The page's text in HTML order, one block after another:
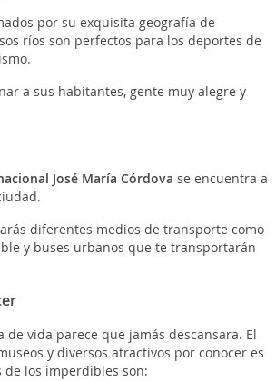
por su exquisita geografía de
ríos son perfectos para los deportes de
a sus habitantes, gente muy alegre y
José María Córdova se encuentra a
diferentes medios de transporte como
y buses urbanos que te transportarán
de vida parece que jamás descansara. El
y diversos atractivos por conocer es
los imperdibles son: